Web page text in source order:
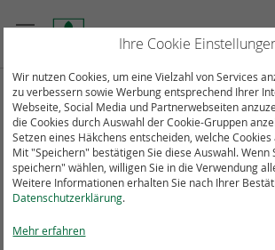
zum
Ernährungssoftware
Sortieren nach
Ihre Cookie
Wir nutzen Cookies, um eine Vielzahl von Services
zu verbessern sowie Werbung entsprechend Ihrer
Webseite, Social Media und Partnerwebseiten
die Cookies durch Auswahl der Cookie-Gruppen
Setzen eines Häkchens entscheiden, welche
Mit "Speichern" bestätigen Sie diese Auswahl. Wenn
speichern" wählen, willigen Sie in die Verwendung
Weitere Informationen erhalten Sie nach Ihrer
Datenschutzerklärung.
Mehr erfahren